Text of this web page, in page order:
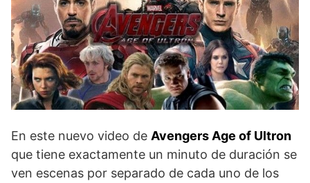
En este nuevo video de Avengers Age of Ultron
que tiene exactamente un minuto de duración se
ven escenas por separado de cada uno de los